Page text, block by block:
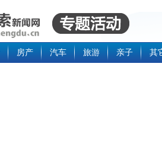
房产 汽车 旅游 亲子 其